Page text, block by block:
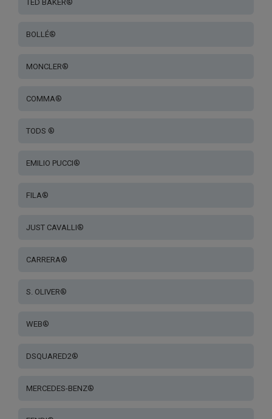
TED BAKER®
BOLLÉ®
MONCLER®
COMMA®
TODS ®
EMILIO PUCCI®
FILA®
JUST CAVALLI®
CARRERA®
S. OLIVER®
WEB®
DSQUARED2®
MERCEDES-BENZ®